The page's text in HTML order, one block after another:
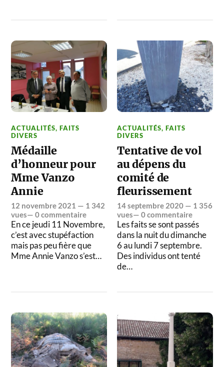
ACTUALITÉS,FAITS
DIVERS
Médaille
d’honneur pour
Mme Vanzo
Annie
12 novembre 2021 — 1 342
vues—0 commentaire
En ce jeudi 11 Novembre,
c’est avec stupéfaction
mais pas peu fière que
Mme Annie Vanzo s’est…
ACTUALITÉS,FAITS
DIVERS
Tentative de vol
au dépens du
comité de
fleurissement
14 septembre 2020 — 1 356
vues—0 commentaire
Les faits se sont passés
dans la nuit du dimanche
6 au lundi 7 septembre.
Des individus ont tenté
de…